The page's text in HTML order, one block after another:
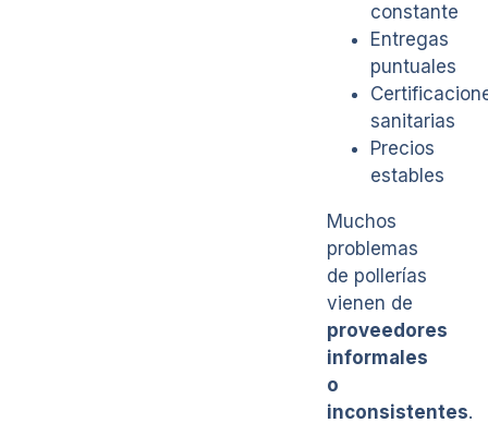
constante
Entregas
puntuales
sanitarias
Precios
estables
Muchos
problemas
de pollerías
vienen de
proveedores
informales
o
inconsistentes.